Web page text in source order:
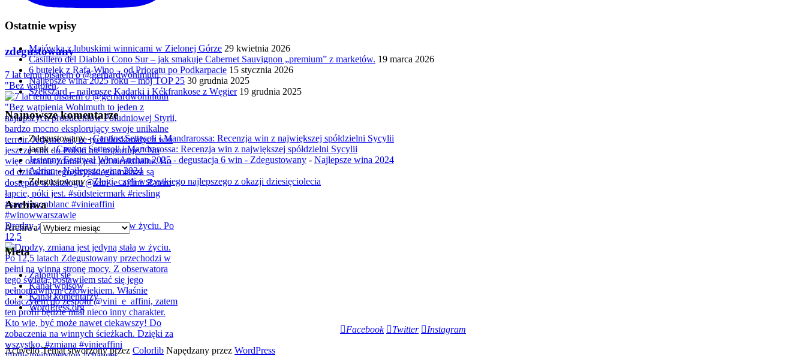
zdegustowany
7 lat temu pisałem o @gerhardwohlmuth
"Bez wątpien
Drodzy, zmiana jest jedyną stałą w życiu. Po
12,5
Ostatnie wpisy
Majówka z lubuskimi winnicami w Zielonej Górze 29 kwietnia 2026
Casillero del Diablo i Cono Sur – jak smakuje Cabernet Sauvignon „premium” z marketów. 19 marca 2026
6 butelek z Rafa-Wino – od Prioratu po Podkarpacie 15 stycznia 2026
Najlepsze wina 2025 roku – mój TOP 25 30 grudnia 2025
Szekszárd – najlepsze Kadarki i Kékfrankose z Węgier 19 grudnia 2025
Najnowsze komentarze
Zdegustowany-Cantine Settesoli i Mandrarossa: Recenzja win z największej spółdzielni Sycylii
jacek -Cantine Settesoli i Mandrarossa: Recenzja win z największej spółdzielni Sycylii
Jesienny Festiwal Wina Auchan 2025 - degustacja 6 win - Zdegustowany - Najlepsze wina 2024
Adrian-Najlepsze wina 2024
Zdegustowany-Złogi, czyli wszystkiego najlepszego z okazji dziesięciolecia
Archiwa
Archiwa
Meta
Zaloguj się
Kanał wpisów
Kanał komentarzy
WordPress.org
Facebook Twitter Instagram
Activello Temat stworzony przez Colorlib Napędzany przez WordPress